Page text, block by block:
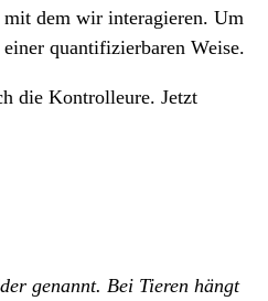
mit dem wir interagieren. Um
quantifizierbaren Weise.
die Kontrolleure. Jetzt
genannt. Bei Tieren hängt